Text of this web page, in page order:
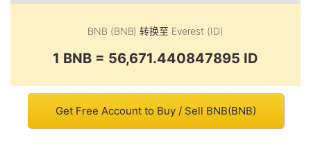
BNB (BNB) 转换至 Everest (ID)
1 BNB = 56,671.440847895 ID
Get Free Account to Buy / Sell BNB(BNB)